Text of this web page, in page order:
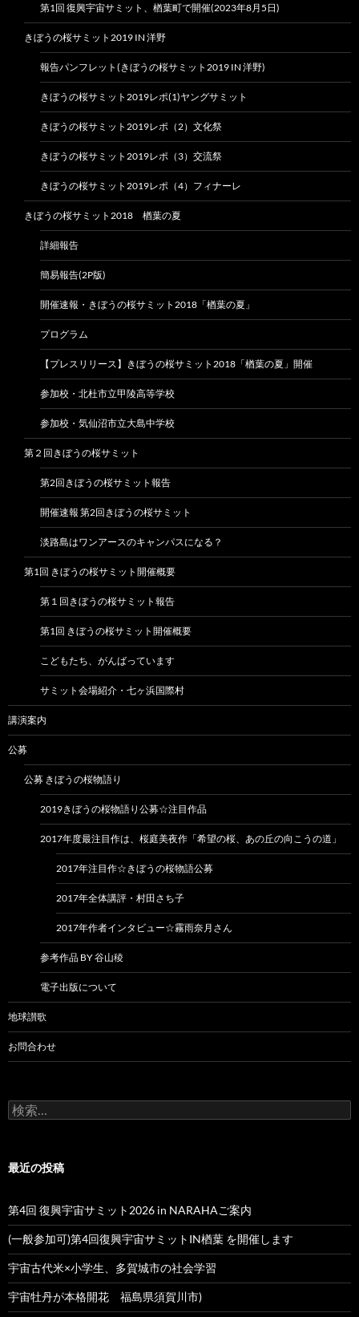
第1回 復興宇宙サミット、楢葉町で開催(2023年8月5日)
きぼうの桜サミット2019 IN 洋野
報告パンフレット(きぼうの桜サミット2019 IN 洋野)
きぼうの桜サミット2019レポ(1)ヤングサミット
きぼうの桜サミット2019レポ（2）文化祭
きぼうの桜サミット2019レポ（3）交流祭
きぼうの桜サミット2019レポ（4）フィナーレ
きぼうの桜サミット2018 楢葉の夏
詳細報告
簡易報告(2P版)
開催速報・きぼうの桜サミット2018「楢葉の夏」
プログラム
【プレスリリース】きぼうの桜サミット2018「楢葉の夏」開催
参加校・北杜市立甲陵高等学校
参加校・気仙沼市立大島中学校
第２回きぼうの桜サミット
第2回きぼうの桜サミット報告
開催速報 第2回きぼうの桜サミット
淡路島はワンアースのキャンパスになる？
第1回 きぼうの桜サミット開催概要
第１回きぼうの桜サミット報告
第1回 きぼうの桜サミット開催概要
こどもたち、がんばっています
サミット会場紹介・七ヶ浜国際村
講演案内
公募
公募 きぼうの桜物語り
2019きぼうの桜物語り公募☆注目作品
2017年度最注目作は、桜庭美夜作「希望の桜、あの丘の向こうの道」
2017年注目作☆きぼうの桜物語公募
2017年全体講評・村田さち子
2017年作者インタビュー☆霧雨奈月さん
参考作品 BY 谷山稜
電子出版について
地球讃歌
お問合わせ
検
索:
最近の投稿
第4回 復興宇宙サミット2026 in NARAHAご案内
(一般参加可)第4回復興宇宙サミットIN楢葉 を開催します
宇宙古代米×小学生、多賀城市の社会学習
宇宙牡丹が本格開花 福島県須賀川市)